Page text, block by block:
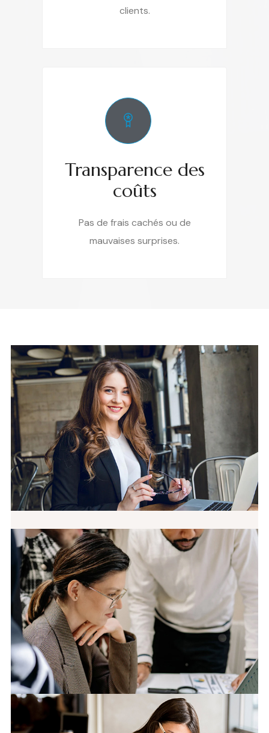
clients.
Transparence des
coûts
Pas de frais cachés ou de
mauvaises surprises.